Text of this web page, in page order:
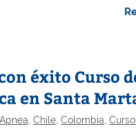
éxito Curso
en Santa
Apnea Chile, Colombia